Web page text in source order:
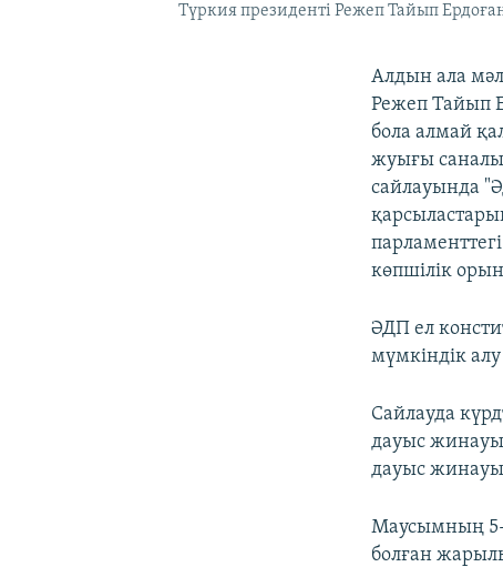
Түркия президенті Режеп Тайып
Алдын ала
Режеп Тайып
бола алмай
жуығы
сайлауында
көпшілік
ӘДП ел
мүмкіндік
Сайлауда
дауыс
дауыс
Маусымның 5-
болған